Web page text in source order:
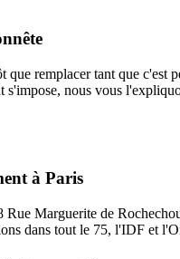
que remplacer tant que c'est
s'impose, nous vous
à Paris
Rue Marguerite de
dans tout le 75, l'IDF et